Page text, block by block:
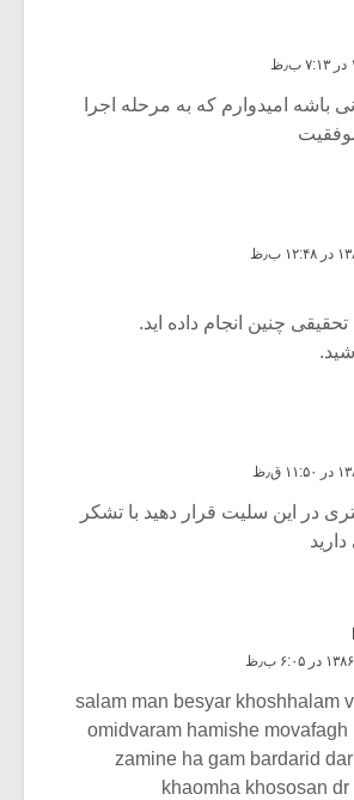
باشه امیدوارم که به مرحله اجرا
چنین انجام داده اید.
در این سلیت قرار دهید با تشکر
salam man besyar khoshhalam
omidvaram hamishe movafagh
zamine ha gam bardarid
khaomha khososan